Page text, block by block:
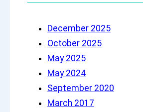
c
December 2025
October 2025
May 2025
May 2024
September 2020
March 2017